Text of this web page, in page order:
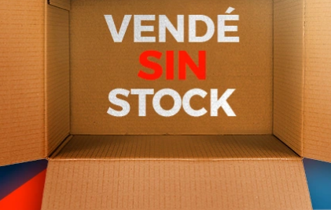
Pelota Beach voley Classic
Volleyball Playa FIVB MIKASA
57%
OFF $U 1.990
CELESTE/ROJO
3en stock